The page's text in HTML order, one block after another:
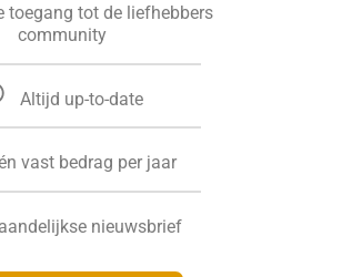
toegang tot de liefhebbers
community
Altijd up-to-date
vast bedrag per jaar
nieuwsbrief